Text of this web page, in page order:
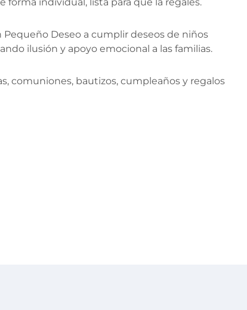
Pequeño Deseo a cumplir deseos de niños
ilusión y apoyo emocional a las familias.
comuniones, bautizos, cumpleaños y regalos